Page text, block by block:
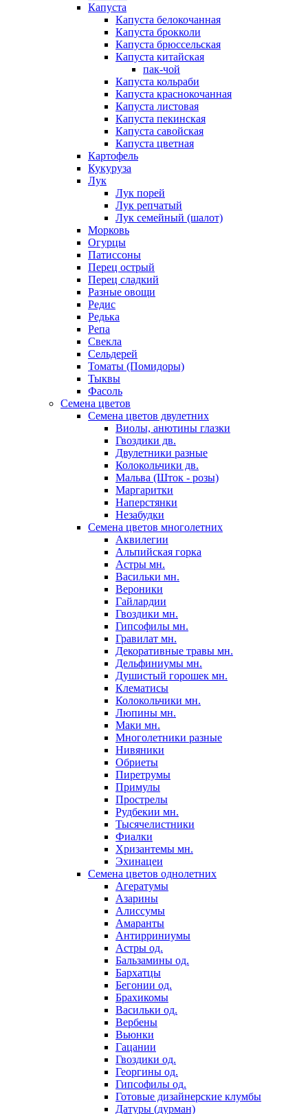
Капуста
Капуста белокочанная
Капуста брокколи
Капуста брюссельская
Капуста китайская
пак-чой
Капуста кольраби
Капуста краснокочанная
Капуста листовая
Капуста пекинская
Капуста савойская
Капуста цветная
Картофель
Кукуруза
Лук
Лук порей
Лук репчатый
Лук семейный (шалот)
Морковь
Огурцы
Патиссоны
Перец острый
Перец сладкий
Разные овощи
Редис
Редька
Репа
Свекла
Сельдерей
Томаты (Помидоры)
Тыквы
Фасоль
Семена цветов
Семена цветов двулетних
Виолы, анютины глазки
Гвоздики дв.
Двулетники разные
Колокольчики дв.
Мальва (Шток - розы)
Маргаритки
Наперстянки
Незабудки
Семена цветов многолетних
Аквилегии
Альпийская горка
Астры мн.
Васильки мн.
Вероники
Гайлардии
Гвоздики мн.
Гипсофилы мн.
Гравилат мн.
Декоративные травы мн.
Дельфиниумы мн.
Душистый горошек мн.
Клематисы
Колокольчики мн.
Люпины мн.
Маки мн.
Многолетники разные
Нивяники
Обриеты
Пиретрумы
Примулы
Прострелы
Рудбекии мн.
Тысячелистники
Фиалки
Хризантемы мн.
Эхинацеи
Семена цветов однолетних
Агератумы
Азарины
Алиссумы
Амаранты
Антирриниумы
Астры од.
Бальзамины од.
Бархатцы
Бегонии од.
Брахикомы
Васильки од.
Вербены
Вьюнки
Гацании
Гвоздики од.
Георгины од.
Гипсофилы од.
Готовые дизайнерские клумбы
Датуры (дурман)